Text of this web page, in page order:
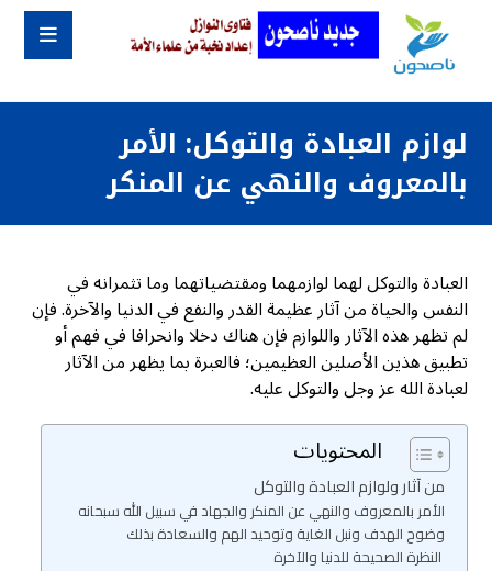
لوازم العبادة والتوكل: الأمر
بالمعروف والنهي عن المنكر
العبادة والتوكل لهما لوازمهما ومقتضياتهما وما تثمرانه في
النفس والحياة من آثار عظيمة القدر والنفع في الدنيا والآخرة. فإن
لم تظهر هذه الآثار واللوازم فإن هناك دخلا وانحرافا في فهم أو
تطبيق هذين الأصلين العظيمين؛ فالعبرة بما يظهر من الآثار
لعبادة الله عز وجل والتوكل عليه.
المحتويات
من آثار ولوازم العبادة والتوكل
الأمر بالمعروف والنهي عن المنكر والجهاد في سبيل الله سبحانه
وضوح الهدف ونبل الغاية وتوحيد الهم والسعادة بذلك
النظرة الصحيحة للدنيا والآخرة